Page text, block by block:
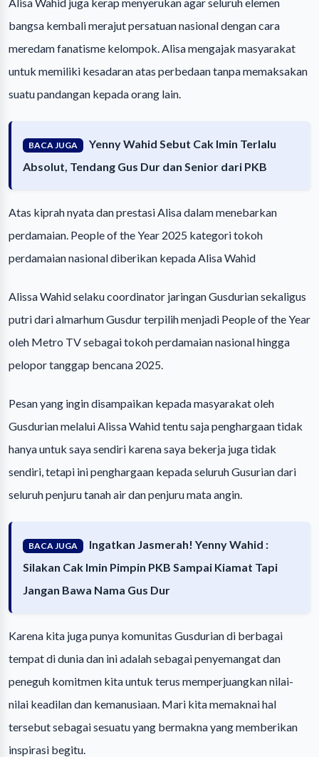
bangsa kembali merajut persatuan nasional dengan cara
meredam fanatisme kelompok. Alisa mengajak masyarakat
untuk memiliki kesadaran atas perbedaan tanpa memaksakan
suatu pandangan kepada orang lain.
BACA JUGA
Yenny Wahid Sebut Cak Imin Terlalu
Absolut, Tendang Gus Dur dan Senior dari PKB
Atas kiprah nyata dan prestasi Alisa dalam menebarkan
perdamaian. People of the Year 2025 kategori tokoh
perdamaian nasional diberikan kepada Alisa Wahid
Alissa Wahid selaku coordinator jaringan Gusdurian sekaligus
putri dari almarhum Gusdur terpilih menjadi People of the Year
oleh Metro TV sebagai tokoh perdamaian nasional hingga
pelopor tanggap bencana 2025.
Pesan yang ingin disampaikan kepada masyarakat oleh
Gusdurian melalui Alissa Wahid tentu saja penghargaan tidak
hanya untuk saya sendiri karena saya bekerja juga tidak
sendiri, tetapi ini penghargaan kepada seluruh Gusurian dari
seluruh penjuru tanah air dan penjuru mata angin.
BACA JUGA
Ingatkan Jasmerah! Yenny Wahid :
Silakan Cak Imin Pimpin PKB Sampai Kiamat Tapi
Jangan Bawa Nama Gus Dur
Karena kita juga punya komunitas Gusdurian di berbagai
tempat di dunia dan ini adalah sebagai penyemangat dan
peneguh komitmen kita untuk terus memperjuangkan nilai-
nilai keadilan dan kemanusiaan. Mari kita memaknai hal
tersebut sebagai sesuatu yang bermakna yang memberikan
inspirasi begitu.